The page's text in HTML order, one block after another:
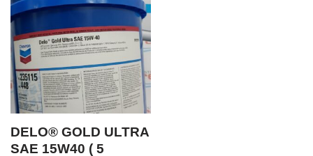
DELO® GOLD ULTRA
SAE 15W40 ( 5